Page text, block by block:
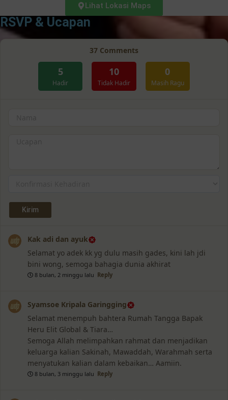
Lihat Lokasi Maps
RSVP & Ucapan
37 Comments
5
Hadir
10
Tidak Hadir
0
Masih Ragu
Kak adi dan ayuk
Selamat yo adek kk yg dulu masih gades, kini lah jdi
bini wong, semoga bahagia dunia akhirat
8 bulan, 2 minggu lalu Reply
Syamsoe Kripala Garingging
Selamat menempuh bahtera Rumah Tangga Bapak
Heru Elit Global & Tiara…
Semoga Allah melimpahkan rahmat dan menjadikan
keluarga kalian Sakinah, Mawaddah, Warahmah serta
menyatukan kalian dalam kebaikan… Aamiin.
8 bulan, 3 minggu lalu Reply